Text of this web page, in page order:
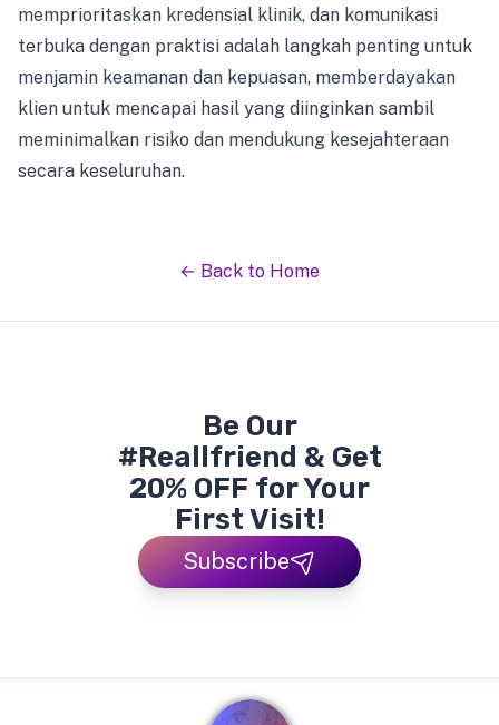
memprioritaskan kredensial klinik, dan komunikasi
terbuka dengan praktisi adalah langkah penting untuk
menjamin keamanan dan kepuasan, memberdayakan
klien untuk mencapai hasil yang diinginkan sambil
meminimalkan risiko dan mendukung kesejahteraan
secara keseluruhan.
← Back to Home
Be Our
#Reallfriend & Get
20% OFF for Your
First Visit!
Subscribe